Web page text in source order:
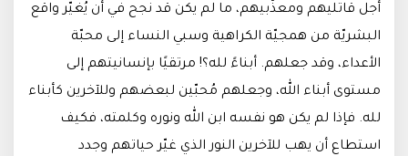
أجل قاتليهم ومعذّبيهم، ما لم يكن قد نجح في أن يُغيّر واقع
البشريّة من همجيّة الكراهية وسبي النساء إلى محبّة
الأعداء، وقد جعلهم. أبناءً لله؟! مرتقيًا بإنسانيتهم إلى
مستوى أبناء الله، وجعلهم مُحبّين لبعضهم وللآخرين كأبناء
لله. فإذا لم يكن هو نفسه ابن الله ونوره وكلمته، فكيف
استطاع أن يهب للآخرين النور الذي غيّر حياتهم وجدد